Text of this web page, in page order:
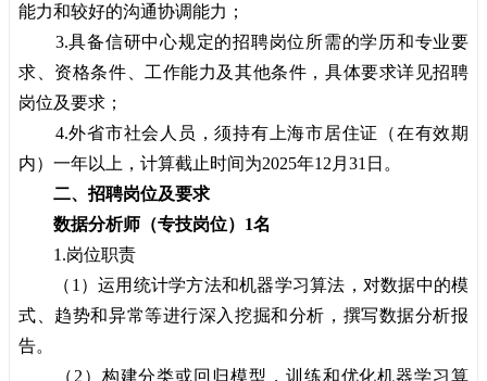
能力和较好的沟通协调能力；
3.具备信研中心规定的招聘岗位所需的学历和专业要
求、资格条件、工作能力及其他条件，具体要求详见招聘
岗位及要求；
4.外省市社会人员，须持有上海市居住证（在有效期
内）一年以上，计算截止时间为2025年12月31日。
二、招聘岗位及要求
数据分析师（专技岗位）1名
1.岗位职责
（1）运用统计学方法和机器学习算法，对数据中的模
式、趋势和异常等进行深入挖掘和分析，撰写数据分析报
告。
（2）构建分类或回归模型，训练和优化机器学习算